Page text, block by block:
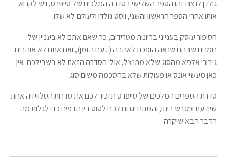
גולדן לנצח זהו הספר השלישי בסדרה המלכים של סייפרס, ויש לקרוא
אותו אחרי הספר הראשון והשני, ווסט גולדן ולעולם לא שלו.
הסיפור עוסק בענייני בריונות מטרידים, כך שאם אתם לא בעניין של
רומנים שבהם שנאה הופכת לאהבה (...עם הזמן), ואם אתם לא אוהבים
גיבורי אלפא מהסוג שלא מתנצל, אולי הסדרה הזאת לא בשבילכם. אין
כאן מעשי אונס או פעולות שלא בהסכמה משום סוג.
סדרת הספרים המלכים של סייפרס תזכיר לכם את סדרות הטלוויזיה אחת
שיודעת ומגרש ביתי, והמתח יגרום לכם לטוס בין הדפים כדי לגלות מה
הדבר הבא שיקרה.